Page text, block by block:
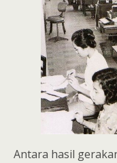
Antara hasil